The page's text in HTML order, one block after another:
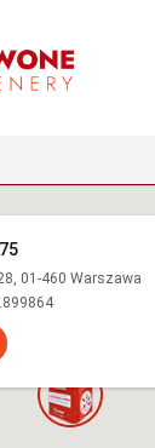
01-460 Warszawa